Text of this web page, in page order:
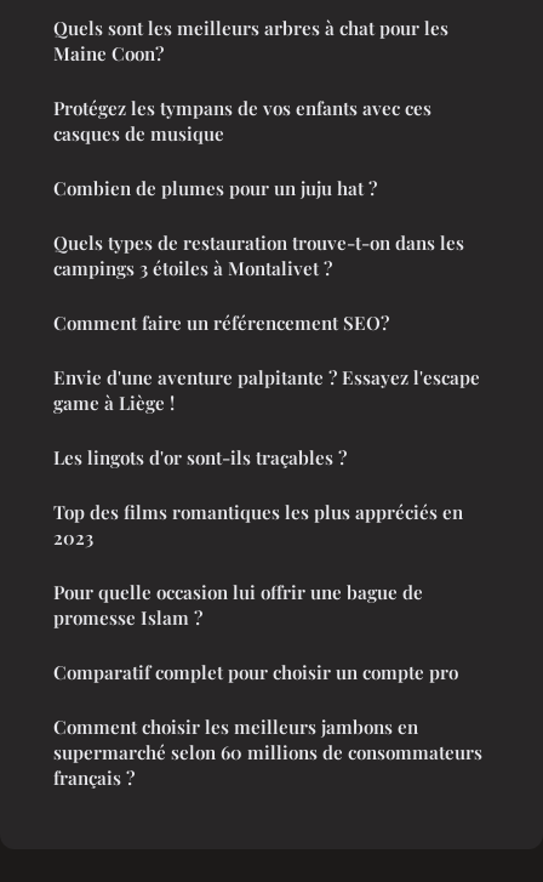
Quels sont les meilleurs arbres à chat pour les
Maine Coon?
Protégez les tympans de vos enfants avec ces
casques de musique
Combien de plumes pour un juju hat ?
Quels types de restauration trouve-t-on dans les
campings 3 étoiles à Montalivet ?
Comment faire un référencement SEO?
Envie d'une aventure palpitante ? Essayez l'escape
game à Liège !
Les lingots d'or sont-ils traçables ?
Top des films romantiques les plus appréciés en
2023
Pour quelle occasion lui offrir une bague de
promesse Islam ?
Comparatif complet pour choisir un compte pro
Comment choisir les meilleurs jambons en
supermarché selon 60 millions de consommateurs
français ?